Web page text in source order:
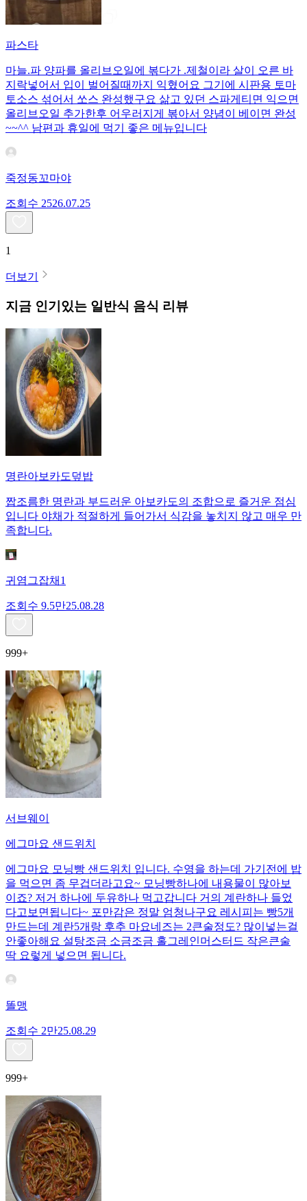
파스타
마늘.파 양파를 올리브오일에 볶다가 .제철이라 살이 오른 바
지락넣어서 입이 벌어질때까지 익혔어요 그기에 시판용 토마
토소스 섞어서 쏘스 완성했구요 삶고 있던 스파게티면 익으면
올리브오일 추가한후 어우러지게 볶아서 양념이 베이면 완성
~~^^ 남편과 휴일에 먹기 좋은 메뉴입니다
죽정동꼬마야
조회수 2526.07.25
1
더보기
지금 인기있는 일반식 음식 리뷰
명란아보카도덮밥
짭조름한 명란과 부드러운 아보카도의 조합으로 즐거운 점심
입니다 야채가 적절하게 들어가서 식감을 놓치지 않고 매우 만
족합니다.
귀염그잡채1
조회수 9.5만25.08.28
999+
서브웨이
에그마요 샌드위치
에그마요 모닝빵 샌드위치 입니다. 수영을 하는데 가기전에 밥
을 먹으면 좀 무겁더라고요~ 모닝빵하나에 내용물이 많아보
이죠? 저거 하나에 두유하나 먹고갑니다 거의 계란하나 들었
다고보면됩니다~ 포만감은 정말 엄청나구요 레시피는 빵5개
만드는데 계란5개랑 후추 마요네즈는 2큰술정도? 많이넣는걸
안좋아해요 설탕조금 소금조금 홀그레인머스터드 작은큰술
딱 요렇게 넣으면 됩니다.
똘맹
조회수 2만25.08.29
999+